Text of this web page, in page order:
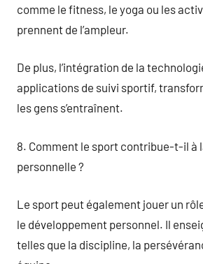
comme le fitness, le yoga ou les
prennent de l’ampleur.
De plus, l’intégration de la
applications de suivi sportif,
les gens s’entraînent.
8. Comment le sport contribue-t-il à
personnelle ?
Le sport peut également jouer un
le développement personnel. Il
telles que la discipline, la